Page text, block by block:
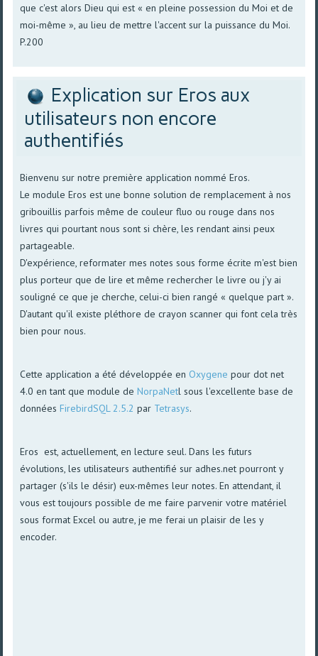
que c'est alors Dieu qui est « en pleine possession du Moi et de
moi-même », au lieu de mettre l'accent sur la puissance du Moi.
P.200
Explication sur Eros aux
utilisateurs non encore
authentifiés
Bienvenu sur notre première application nommé Eros.
Le module Eros est une bonne solution de remplacement à nos
gribouillis parfois même de couleur fluo ou rouge dans nos
livres qui pourtant nous sont si chère, les rendant ainsi peux
partageable.
D'expérience, reformater mes notes sous forme écrite m'est bien
plus porteur que de lire et même rechercher le livre ou j'y ai
souligné ce que je cherche, celui-ci bien rangé « quelque part ».
D'autant qu'il existe pléthore de crayon scanner qui font cela très
bien pour nous.
Cette application a été développée en Oxygene pour dot net
4.0 en tant que module deNorpaNetl sous l'excellente base de
donnéesFirebirdSQL 2.5.2 par Tetrasys.
Eros est, actuellement, en lecture seul. Dans les futurs
évolutions, les utilisateurs authentifié sur adhes.net pourront y
partager (s'ils le désir) eux-mêmes leur notes. En attendant, il
vous est toujours possible de me faire parvenir votre matériel
sous format Excel ou autre, je me ferai un plaisir de les y
encoder.